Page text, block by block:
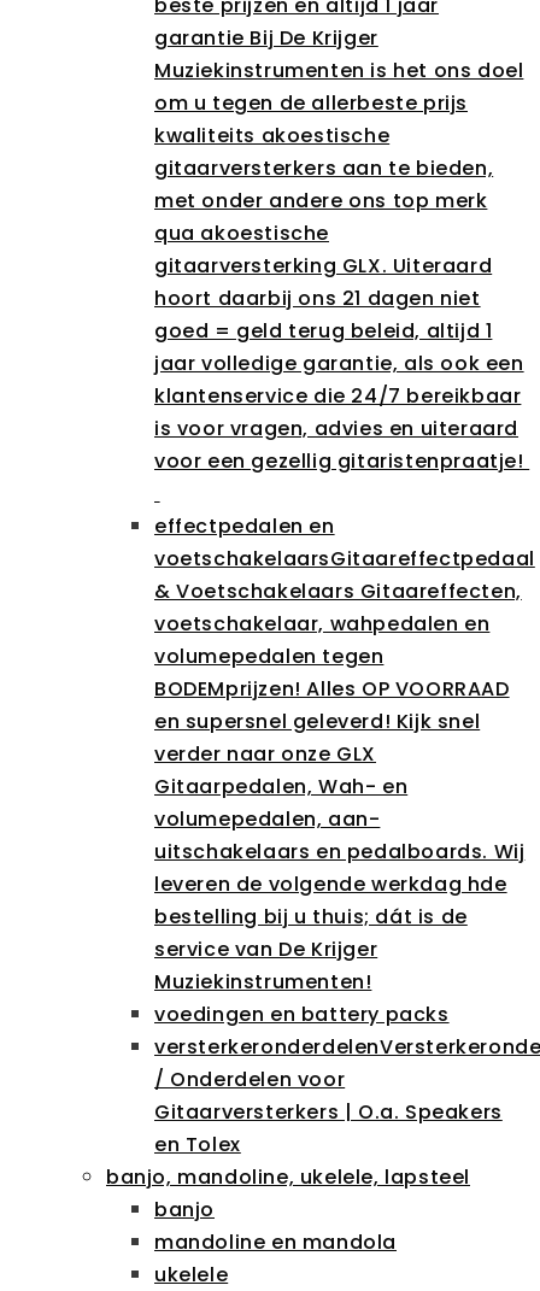
garantie Bij De Krijger
Muziekinstrumenten is het ons doel
om u tegen de allerbeste prijs
kwaliteits akoestische
gitaarversterkers aan te bieden,
met onder andere ons top merk
qua akoestische
gitaarversterking GLX. Uiteraard
hoort daarbij ons 21 dagen niet
goed = geld terug beleid, altijd 1
jaar volledige garantie, als ook een
klantenservice die 24/7 bereikbaar
is voor vragen, advies en uiteraard
voor een gezellig gitaristenpraatje!
effectpedalen en
voetschakelaarsGitaareffectpedaal
& Voetschakelaars Gitaareffecten,
voetschakelaar, wahpedalen en
volumepedalen tegen
BODEMprijzen! Alles OP VOORRAAD
en supersnel geleverd! Kijk snel
verder naar onze GLX
Gitaarpedalen, Wah- en
volumepedalen, aan-
uitschakelaars en pedalboards. Wij
leveren de volgende werkdag hde
bestelling bij u thuis; dát is de
service van De Krijger
Muziekinstrumenten!
voedingen en battery packs
versterkeronderdelen
/ Onderdelen voor
Gitaarversterkers | O.a. Speakers
en Tolex
banjo, mandoline, ukelele, lapsteel
banjo
mandoline en mandola
ukelele